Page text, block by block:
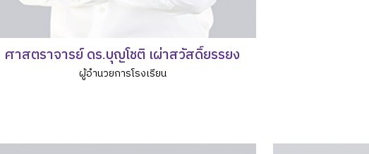
ศาสตราจารย์ ดร.บุญโชติ เผ่าสวัสดิ์ยรรยง
ผู้อำนวยการโรงเรียน